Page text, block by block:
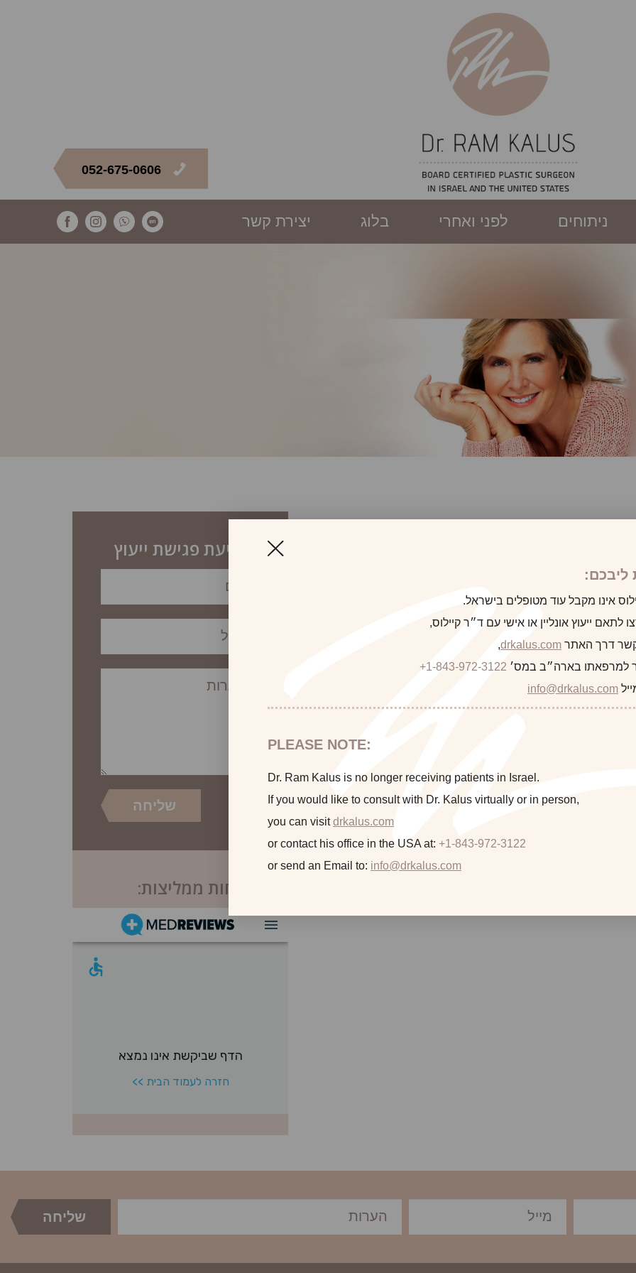
052-675-0606
ניתוחים לפני ואחרי בלוג יצירת קשר
לקוח/ה הבא
This 45 year old woman with very young children was
refreshed and youthful appearance. She underwent
לקביעת פגישת ייעוץ
לקוחות ממליצות:
ליבכם:
אינו מקבל עוד מטופלים בישראל.
לתאם ייעוץ אונליין או אישי עם ד״ר קיילוס,
קשר דרך האתר drkalus.com
,
למרפאתו בארה״ב במס׳ +1-843-972-3122
info@drkalus.com
PLEASE NOTE:
Dr. Ram Kalus is no longer receiving patients in Israel.
If you would like to consult with Dr. Kalus virtually or in person,
you can visitdrkalus.com
or contact his office in the USA at: +1-843-972-3122
or send an Email to: info@drkalus.com